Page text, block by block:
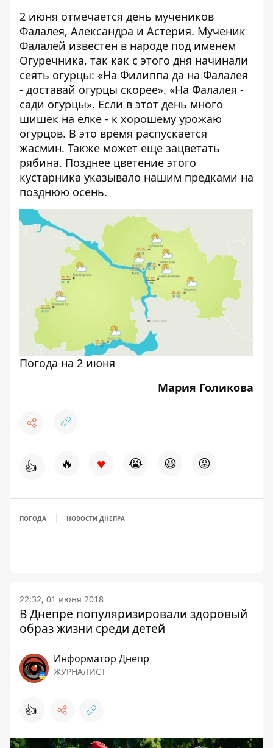
2 июня отмечается день мучеников
Фалалея, Александра и Астерия. Мученик
Фалалей известен в народе под именем
Огуречника, так как с этого дня начинали
сеять огурцы: «На Филиппа да на Фалалея
- доставай огурцы скорее». «На Фалалея -
сади огурцы». Если в этот день много
шишек на елке - к хорошему урожаю
огурцов. В это время распускается
жасмин. Также может еще зацветать
рябина. Позднее цветение этого
кустарника указывало нашим предками на
позднюю осень.
Погода на 2 июня
Мария Голикова
👍 🔥 ♥ 😭 😆 😡
ПОГОДА НОВОСТИ ДНЕПРА
22:32, 01 июня 2018
В Днепре популяризировали здоровый
образ жизни среди детей
Информатор Днепр
ЖУРНАЛИСТ
👍